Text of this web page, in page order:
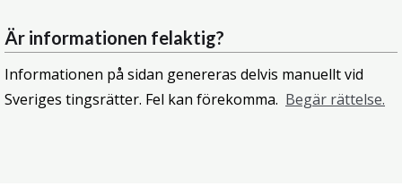
Är informationen felaktig?
Informationen på sidan genereras delvis manuellt vid
Sveriges tingsrätter. Fel kan förekomma. Begär rättelse.